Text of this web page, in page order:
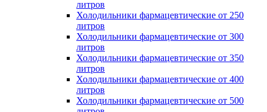
литров
Холодильники фармацевтические от 250
литров
Холодильники фармацевтические от 300
литров
Холодильники фармацевтические от 350
литров
Холодильники фармацевтические от 400
литров
Холодильники фармацевтические от 500